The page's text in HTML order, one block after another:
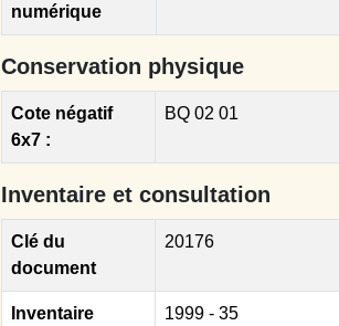
numérique
Conservation physique
Cote négatif
6x7 :
BQ 02 01
Inventaire et consultation
Clé du
document
20176
Inventaire 1999 - 35